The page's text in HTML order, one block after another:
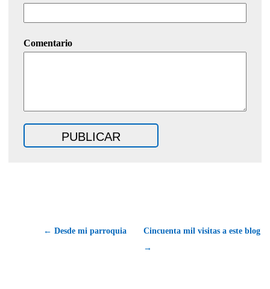
Comentario
← Desde mi parroquia
Cincuenta mil visitas a este blog
→